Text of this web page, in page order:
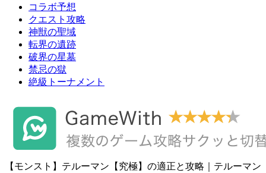
コラボ予想
クエスト攻略
神獣の聖域
転界の遺跡
破界の星墓
禁忌の獄
絶級トーナメント
【モンスト】テルーマン【究極】の適正と攻略｜テルーマン